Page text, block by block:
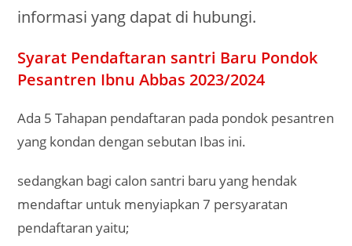
informasi yang dapat di hubungi.
Syarat Pendaftaran santri Baru Pondok
Pesantren Ibnu Abbas 2023/2024
Ada 5 Tahapan pendaftaran pada pondok pesantren
yang kondan dengan sebutan Ibas ini.
sedangkan bagi calon santri baru yang hendak
mendaftar untuk menyiapkan 7 persyaratan
pendaftaran yaitu;